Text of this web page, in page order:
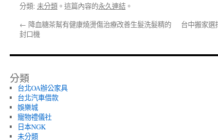
分類: 未分類 。這篇內容的永久連結 。
← 降血糖茶幫有健康燒燙傷治療改善生髮洗髮精的
封口機
台中搬家選
分類
台北OA辦公家具
台北汽車借款
娛樂城
寵物禮儀社
日本NGK
未分類